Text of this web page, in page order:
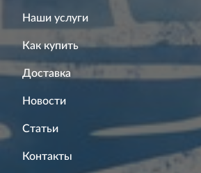
Наши услуги
Как купить
Доставка
Новости
Статьи
Контакты